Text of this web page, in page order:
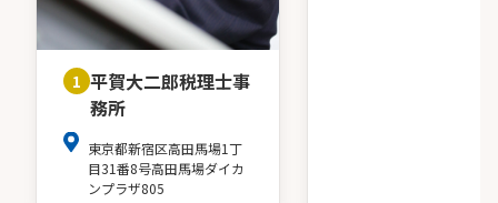
1 平賀大二郎税理士事
務所
東京都新宿区高田馬場1丁
目31番8号高田馬場ダイカ
ンプラザ805